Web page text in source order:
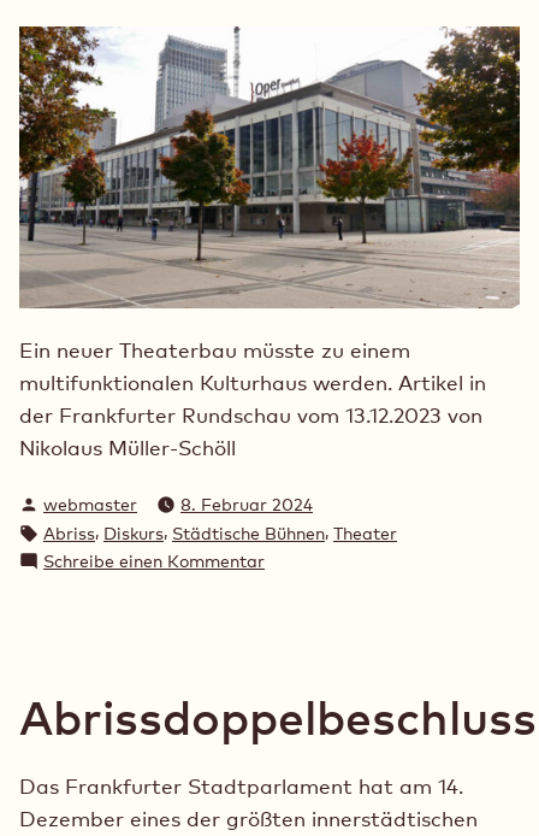
Ein neuer Theaterbau müsste zu einem
multifunktionalen Kulturhaus werden. Artikel in
der Frankfurter Rundschau vom 13.12.2023 von
Nikolaus Müller-Schöll
Verfasst
von
webmaster
8. Februar 2024
Schlagwörter:
Abriss, Diskurs, Städtische Bühnen, Theater
Schreibe einen Kommentarzu
Abrissdoppelbeschluss
Das Frankfurter Stadtparlament hat am 14.
Dezember eines der größten innerstädtischen